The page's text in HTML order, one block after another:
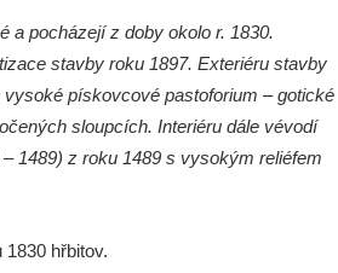
a pocházejí z doby okolo r. 1830.
stavby roku 1897. Exteriéru stavby
pískovcové pastoforium – gotické
sloupcích. Interiéru dále vévodí
1489) z roku 1489 s vysokým reliéfem
hřbitov.